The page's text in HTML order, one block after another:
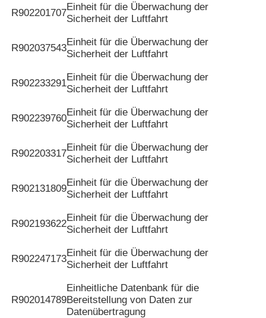
R902201707
Einheit für die Überwachung der
Sicherheit der Luftfahrt
R902037543
Einheit für die Überwachung der
Sicherheit der Luftfahrt
R902233291
Einheit für die Überwachung der
Sicherheit der Luftfahrt
R902239760
Einheit für die Überwachung der
Sicherheit der Luftfahrt
R902203317
Einheit für die Überwachung der
Sicherheit der Luftfahrt
R902131809
Einheit für die Überwachung der
Sicherheit der Luftfahrt
R902193622
Einheit für die Überwachung der
Sicherheit der Luftfahrt
R902247173
Einheit für die Überwachung der
Sicherheit der Luftfahrt
R902014789
Einheitliche Datenbank für die
Bereitstellung von Daten zur
Datenübertragung